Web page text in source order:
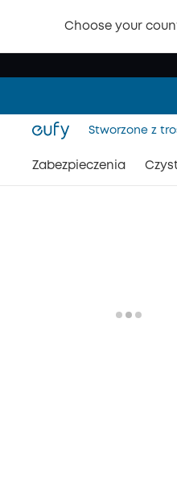
Choose your
Stworzone z
Zabezpieczenia